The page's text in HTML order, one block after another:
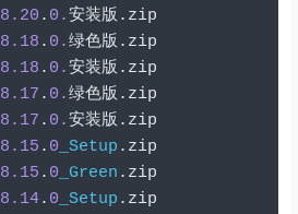
8.20 . 0.安装版. zip
8.18 . 0.绿色版. zip
8.18 . 0.安装版. zip
8.17 . 0.绿色版. zip
8.17 . 0.安装版. zip
8.15 . 0 _Setup . zip
8.15 . 0 _Green . zip
8.14. 0 _Setup . zip